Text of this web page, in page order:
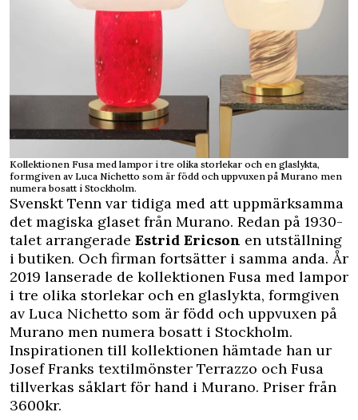
Kollektionen Fusa med lampor i tre olika storlekar och en glaslykta,
formgiven av Luca Nichetto som är född och uppvuxen på Murano men
numera bosatt i Stockholm.
Svenskt Tenn var tidiga med att uppmärksamma
det magiska glaset från Murano. Redan på 1930-
talet arrangerade Estrid Ericson en utställning
i butiken. Och firman fortsätter i samma anda. År
2019 lanserade de kollektionen Fusa med lampor
i tre olika storlekar och en glaslykta, formgiven
av Luca Nichetto som är född och uppvuxen på
Murano men numera bosatt i Stockholm.
Inspirationen till kollektionen hämtade han ur
Josef Franks textilmönster Terrazzo och Fusa
tillverkas såklart för hand i Murano. Priser från
3600kr.